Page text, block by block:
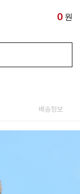
0 원
배송정보